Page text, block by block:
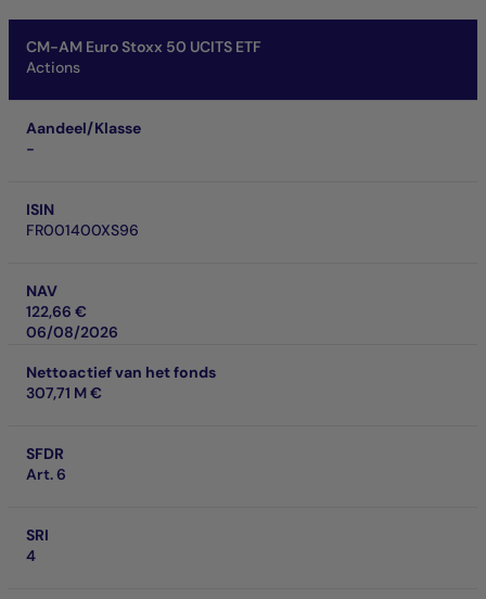
CM-AM Euro Stoxx 50 UCITS ETF
Actions
Aandeel/Klasse
-
ISIN
FR001400XS96
NAV
122,66 €
06/08/2026
Nettoactief van het fonds
307,71 M €
SFDR
Art. 6
SRI
4